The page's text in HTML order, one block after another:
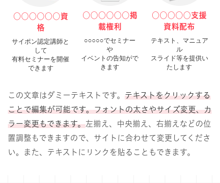
○○○○○○資
格
サイポン認定講師と
して
有料セミナーを開催
できます
○○○○○○掲
載権利
○○○○○でセミナー
や
イベントの告知がで
きます
○○○○○支援
資料配布
テキスト、マニュア
ル
スライド等を提供い
たします
この文章はダミーテキストです。 テキストをクリックする
ことで編集が可能です。フォントの太さやサイズ変更、カ
ラー変更もできます。左揃え、中央揃え、右揃えなどの位
置調整もできますので、サイトに合わせて変更してくださ
い。また、テキストにリンクを貼ることもできます。